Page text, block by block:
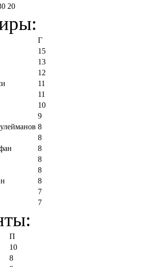
20
Г
15
13
12
11
11
10
9
8
8
8
8
8
8
7
7
П
10
8